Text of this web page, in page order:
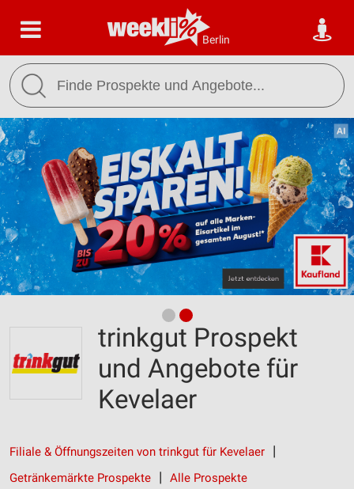
Berlin
trinkgut Prospekt
und Angebote für
Kevelaer
Filiale & Öffnungszeiten von trinkgut für Kevelaer
Getränkemärkte Prospekte
Alle Prospekte